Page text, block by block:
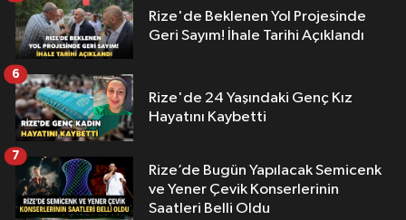
Rize'de Beklenen Yol Projesinde
Geri Sayım! İhale Tarihi Açıklandı
Rize'de 24 Yaşındaki Genç Kız
Hayatını Kaybetti
6
Rize’de Bugün Yapılacak Semicenk
ve Yener Çevik Konserlerinin
Saatleri Belli Oldu
7